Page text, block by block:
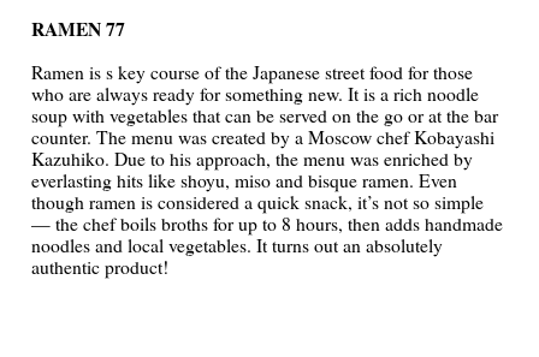
RAMEN 77
Ramen is s key course of the Japanese street food for those
who are always ready for something new. It is a rich noodle
soup with vegetables that can be served on the go or at the bar
counter. The menu was created by a Moscow chef Kobayashi
Kazuhiko. Due to his approach, the menu was enriched by
everlasting hits like shoyu, miso and bisque ramen. Even
though ramen is considered a quick snack, it’s not so simple
— the chef boils broths for up to 8 hours, then adds handmade
noodles and local vegetables. It turns out an absolutely
authentic product!